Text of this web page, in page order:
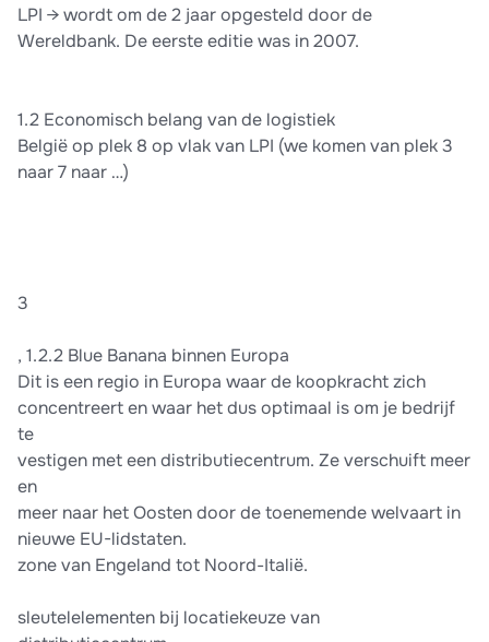
LPI → wordt om de 2 jaar opgesteld door de
Wereldbank. De eerste editie was in 2007.
1.2 Economisch belang van de logistiek
België op plek 8 op vlak van LPI (we komen van plek 3
naar 7 naar …)
3
, 1.2.2 Blue Banana binnen Europa
Dit is een regio in Europa waar de koopkracht zich
concentreert en waar het dus optimaal is om je bedrijf
te
vestigen met een distributiecentrum. Ze verschuift meer
en
meer naar het Oosten door de toenemende welvaart in
nieuwe EU-lidstaten.
zone van Engeland tot Noord-Italië.
sleutelelementen bij locatiekeuze van